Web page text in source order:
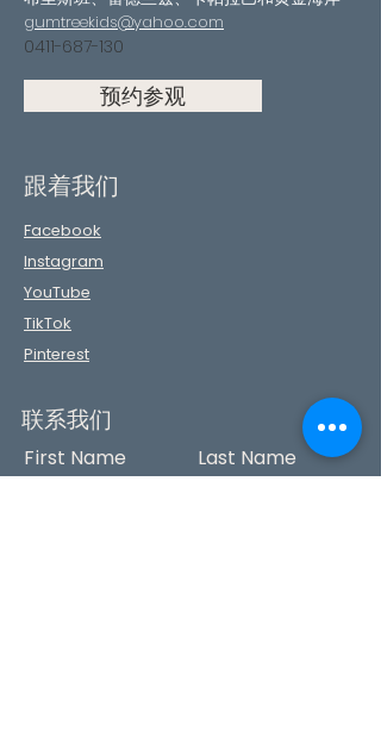
gumtreekids@yahoo.com
0411-687-130
预约参观
跟着我们
Facebook
Instagram
YouTube
TikTok
Pinterest
联系我们
First Name Last Name